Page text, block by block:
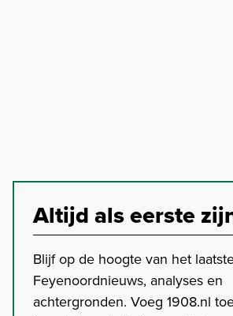
Altijd als eerste
Blijf op de hoogte van het
Feyenoordnieuws, analyses en
achtergronden. Voeg 1908.nl